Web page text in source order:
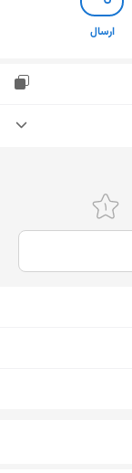
ارسال
۱۰ تا ۳ بامداد
۱۰ تا ۳ بامداد